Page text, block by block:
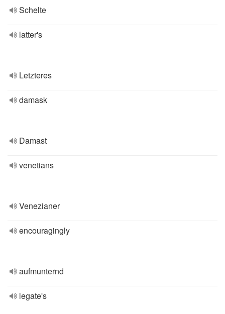
Schelte
latter's
Letzteres
damask
Damast
venetians
Venezianer
encouragingly
aufmunternd
legate's